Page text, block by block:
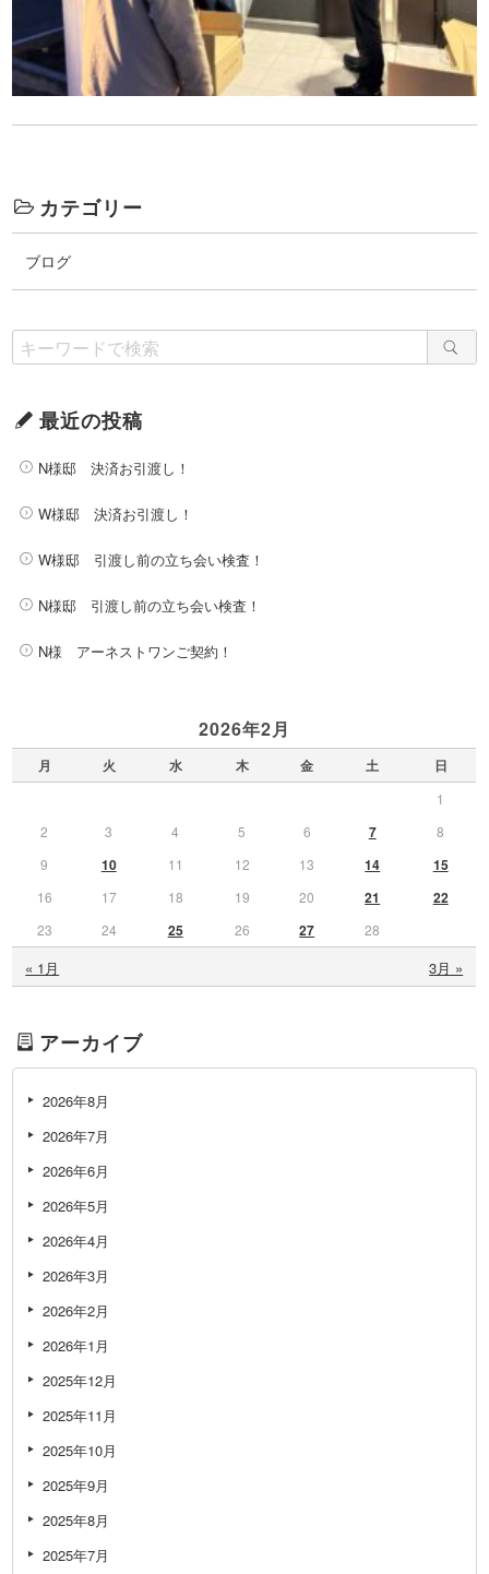
カテゴリー
ブログ
最近の投稿
N様邸 決済お引渡し！
W様邸 決済お引渡し！
W様邸 引渡し前の立ち会い検査！
N様邸 引渡し前の立ち会い検査！
N様 アーネストワンご契約！
2026年2月
月 火 水 木 金 土 日
« 1月 3月 »
1
2
3 4 5 6 7
8
9
10 11 12 13 14 15
16 17 18 19 20 21 22
23 24 25 26 27 28
アーカイブ
2026年8月
2026年7月
2026年6月
2026年5月
2026年4月
2026年3月
2026年2月
2026年1月
2025年12月
2025年11月
2025年10月
2025年9月
2025年8月
2025年7月